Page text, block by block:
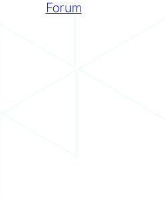
Forum